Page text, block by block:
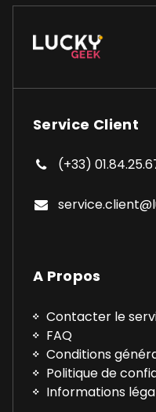
Service Client
(+33)
A Propos
Contacter le
FAQ
Conditions
Politique de
Informations